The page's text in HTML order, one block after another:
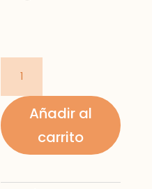
estampada
chica
cantidadAñadir al
carrito